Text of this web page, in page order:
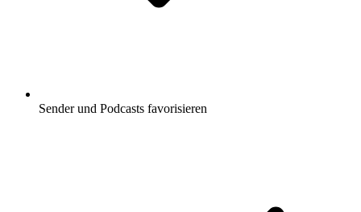
Sender und Podcasts favorisieren